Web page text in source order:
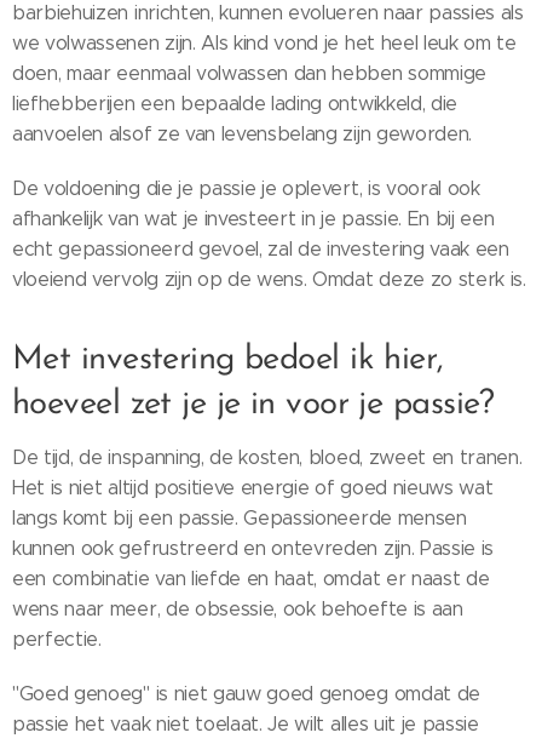
barbiehuizen inrichten, kunnen evolueren naar passies als
we volwassenen zijn. Als kind vond je het heel leuk om te
doen, maar eenmaal volwassen dan hebben sommige
liefhebberijen een bepaalde lading ontwikkeld, die
aanvoelen alsof ze van levensbelang zijn geworden.
De voldoening die je passie je oplevert, is vooral ook
afhankelijk van wat je investeert in je passie. En bij een
echt gepassioneerd gevoel, zal de investering vaak een
vloeiend vervolg zijn op de wens. Omdat deze zo sterk is.
Met investering bedoel ik hier,
hoeveel zet je je in voor je passie?
De tijd, de inspanning, de kosten, bloed, zweet en tranen.
Het is niet altijd positieve energie of goed nieuws wat
langs komt bij een passie. Gepassioneerde mensen
kunnen ook gefrustreerd en ontevreden zijn. Passie is
een combinatie van liefde en haat, omdat er naast de
wens naar meer, de obsessie, ook behoefte is aan
perfectie.
"Goed genoeg" is niet gauw goed genoeg omdat de
passie het vaak niet toelaat. Je wilt alles uit je passie